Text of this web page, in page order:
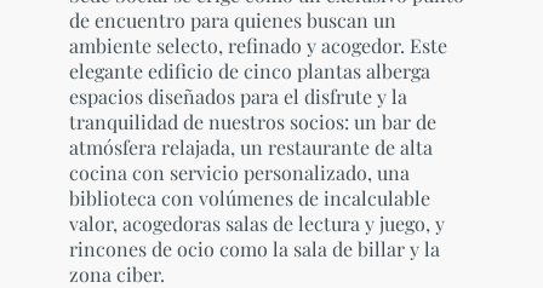
de encuentro para quienes buscan un
ambiente selecto, refinado y acogedor. Este
elegante edificio de cinco plantas alberga
espacios diseñados para el disfrute y la
tranquilidad de nuestros socios: un bar de
atmósfera relajada, un restaurante de alta
cocina con servicio personalizado, una
biblioteca con volúmenes de incalculable
valor, acogedoras salas de lectura y juego, y
rincones de ocio como la sala de billar y la
zona ciber.